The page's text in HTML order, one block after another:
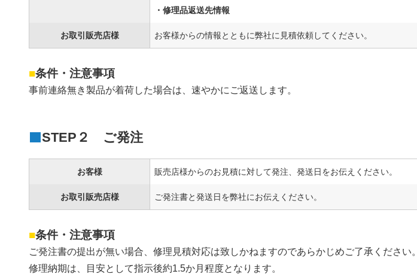
・修理品返送先情報
お取引販売店様 お客様からの情報とともに弊社に見積依頼してください。
■条件・注意事項
事前連絡無き製品が着荷した場合は、速やかにご返送します。
STEP２ ご発注
お客様 販売店様からのお見積に対して発注、発送日をお伝えください。
お取引販売店様 ご発注書と発送日を弊社にお伝えください。
■条件・注意事項
ご発注書の提出が無い場合、修理見積対応は致しかねますのであらかじめご了承ください。
修理納期は、目安として指示後約1.5か月程度となります。